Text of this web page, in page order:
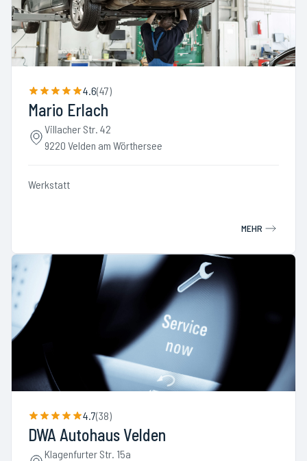
4.6(47)
Mario Erlach
Villacher Str. 42
9220 Velden am Wörthersee
Werkstatt
MEHR
4.7(38)
DWA Autohaus Velden
Klagenfurter Str. 15a